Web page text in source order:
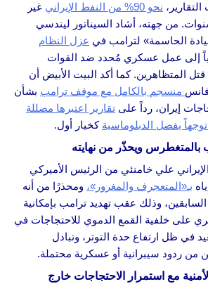
نحو 90% من النفط الإيراني
غير
من جهته، أشاد السيناتور ليندسي
الحاسمة» لترامب في عزل النظام
إلى عمل عسكري مُحدد ضد القوات
قتل المتظاهرين. كما أكد البيت الأبيض أن
منسجم بالكامل مع موقف ترامب بشأن
إيران، رداً على تقارير اعتبرها مضللة
توجهاً يفضل الدبلوماسية كخيار أول.
ويحذّر من نهايته
علي خامنئي من الرئيس الأميركي
بـ«المتعجرف والمغرور»، ومحذرًا من أنه
وذلك عقب تهديد ترامب بإمكانية
على خلفية القمع الدموي للاحتجاجات في
في ظل ارتفاع حدة التوتر، وتبادل
من ردود سيبرانية أو عسكرية محتملة.
مع استمرار الاحتجاجات خارج